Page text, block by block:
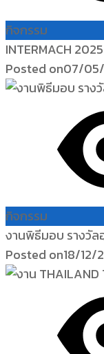
กิจกรรม
INTERMACH 2025
Posted on07/
กิจกรรม
งานพิธีมอบ รางวัล
Posted on18/12/